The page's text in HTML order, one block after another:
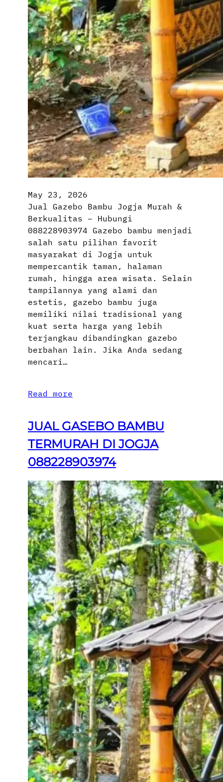
May 23, 2026
Jual Gazebo Bambu Jogja Murah &
Berkualitas – Hubungi
088228903974 Gazebo bambu menjadi
salah satu pilihan favorit
masyarakat di Jogja untuk
mempercantik taman, halaman
rumah, hingga area wisata. Selain
tampilannya yang alami dan
estetis, gazebo bambu juga
memiliki nilai tradisional yang
kuat serta harga yang lebih
terjangkau dibandingkan gazebo
berbahan lain. Jika Anda sedang
mencari…
Read more
JUAL GASEBO BAMBU
TERMURAH DI JOGJA
088228903974